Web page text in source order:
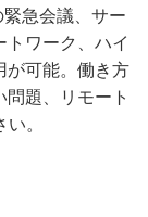
急会議、サー
トワーク、ハイ
が可能。働き方
題、リモート
。